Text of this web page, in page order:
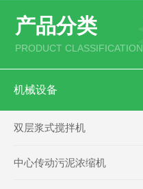
产品分类
PRODUCT CLASSIFICATION
机械设备
双层浆式搅拌机
中心传动污泥浓缩机